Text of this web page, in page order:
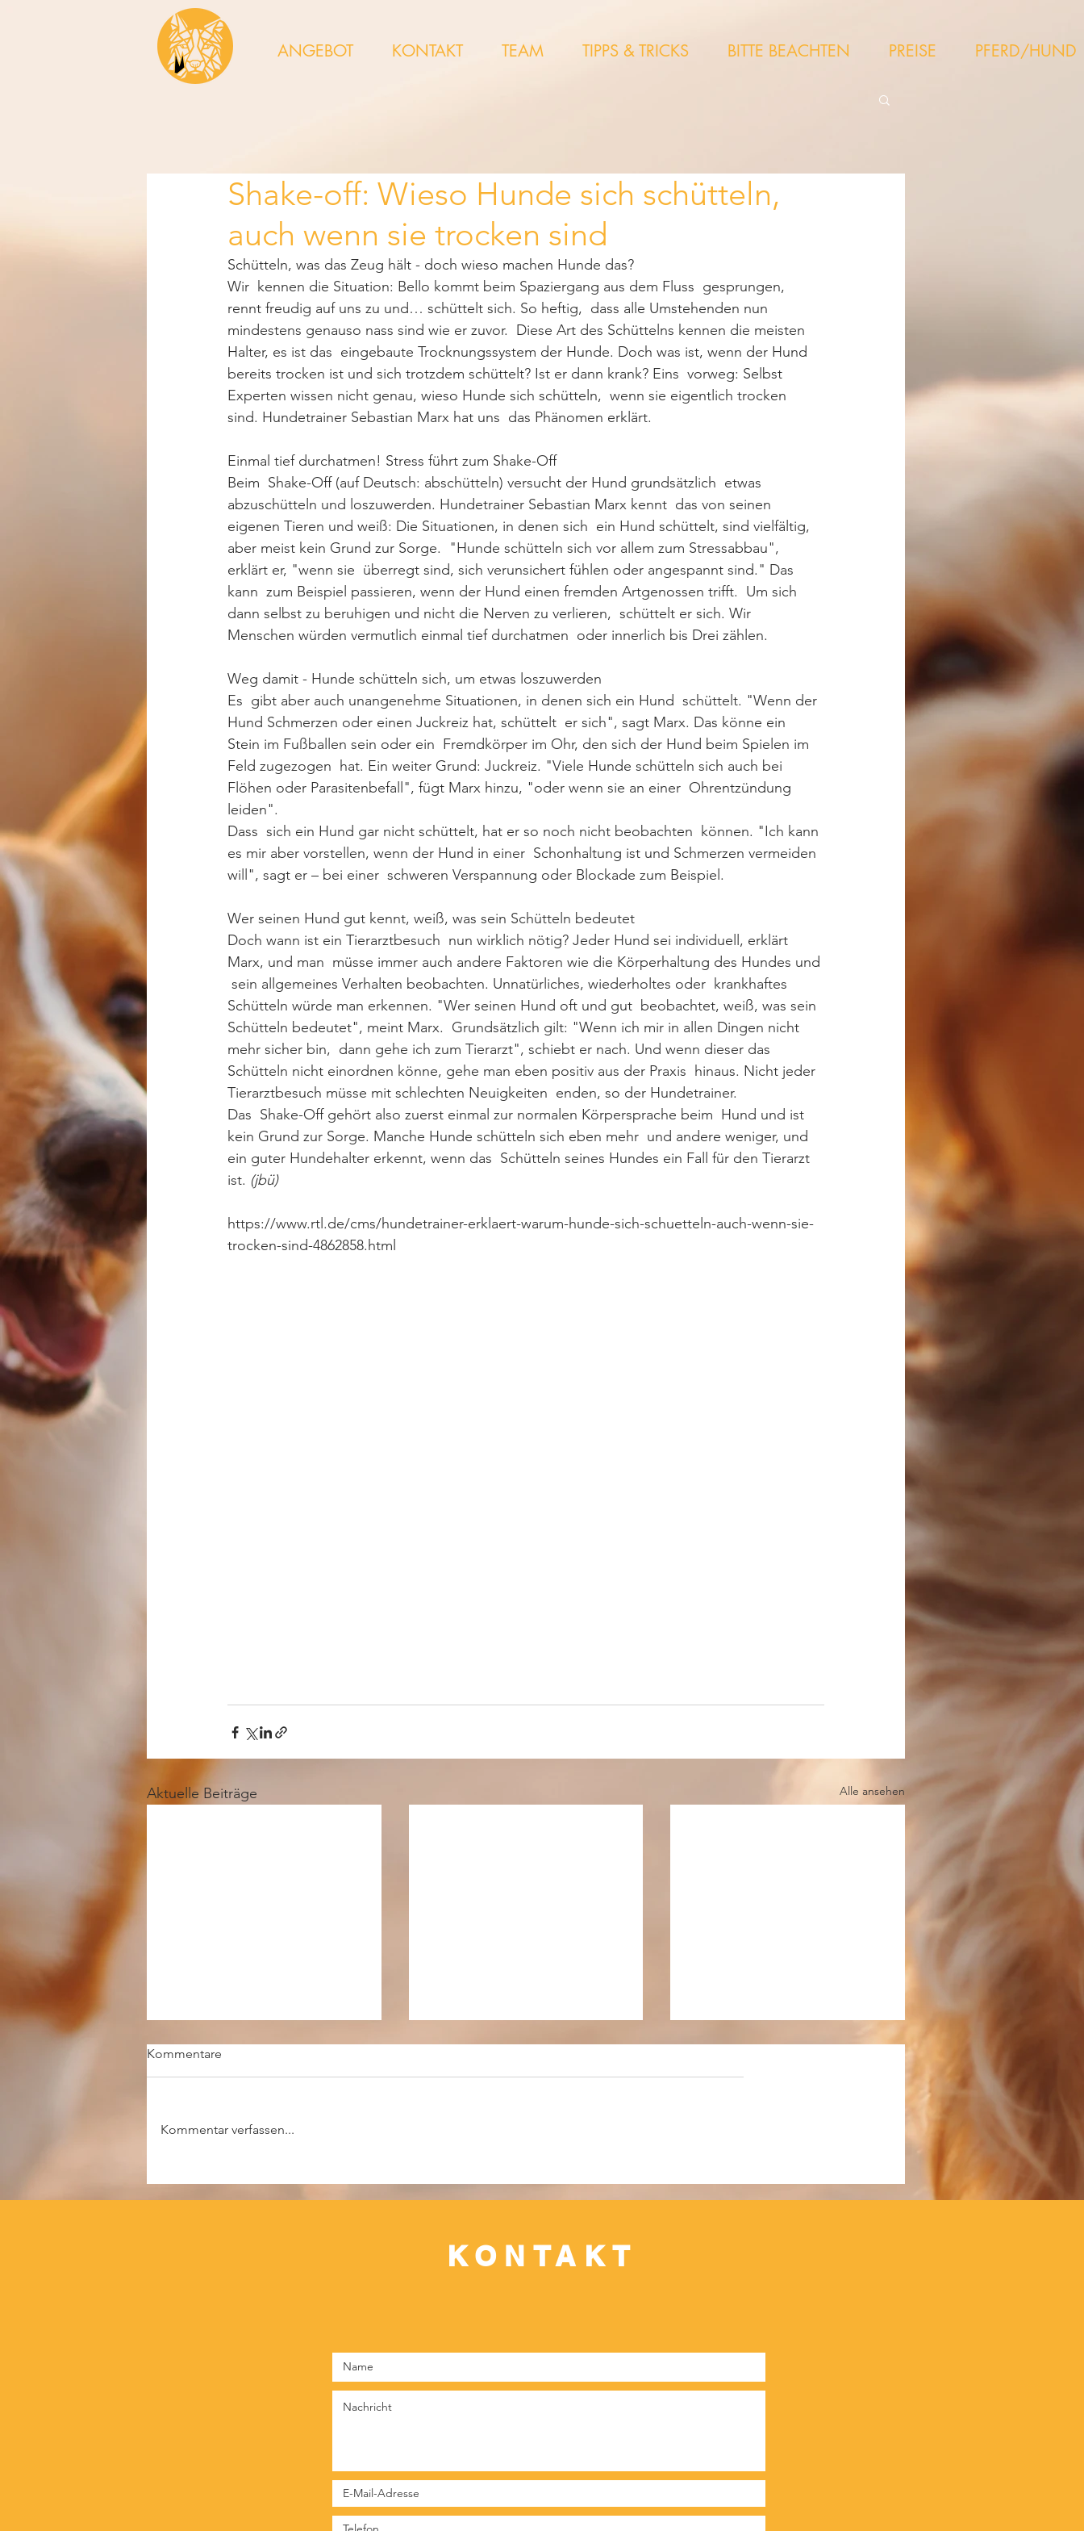
ANGEBOT KONTAKT TEAM TIPPS & TRICKS BITTE BEACHTEN PREISE PFERD/HUND
Shake-off: Wieso Hunde sich schütteln,
auch wenn sie trocken sind
Schütteln, was das Zeug hält - doch wieso machen Hunde das?
Wir  kennen die Situation: Bello kommt beim Spaziergang aus dem Fluss  gesprungen,
rennt freudig auf uns zu und… schüttelt sich. So heftig,  dass alle Umstehenden nun
mindestens genauso nass sind wie er zuvor.  Diese Art des Schüttelns kennen die meisten
Halter, es ist das  eingebaute Trocknungssystem der Hunde. Doch was ist, wenn der Hund
bereits trocken ist und sich trotzdem schüttelt? Ist er dann krank? Eins  vorweg: Selbst
Experten wissen nicht genau, wieso Hunde sich schütteln,  wenn sie eigentlich trocken
sind. Hundetrainer Sebastian Marx hat uns  das Phänomen erklärt.
Einmal tief durchatmen! Stress führt zum Shake-Off
Beim  Shake-Off (auf Deutsch: abschütteln) versucht der Hund grundsätzlich  etwas
abzuschütteln und loszuwerden. Hundetrainer Sebastian Marx kennt  das von seinen
eigenen Tieren und weiß: Die Situationen, in denen sich  ein Hund schüttelt, sind vielfältig,
aber meist kein Grund zur Sorge.  "Hunde schütteln sich vor allem zum Stressabbau",
erklärt er, "wenn sie  überregt sind, sich verunsichert fühlen oder angespannt sind." Das
kann  zum Beispiel passieren, wenn der Hund einen fremden Artgenossen trifft.  Um sich
dann selbst zu beruhigen und nicht die Nerven zu verlieren,  schüttelt er sich. Wir
Menschen würden vermutlich einmal tief durchatmen  oder innerlich bis Drei zählen.
Weg damit - Hunde schütteln sich, um etwas loszuwerden
Es  gibt aber auch unangenehme Situationen, in denen sich ein Hund  schüttelt. "Wenn der
Hund Schmerzen oder einen Juckreiz hat, schüttelt  er sich", sagt Marx. Das könne ein
Stein im Fußballen sein oder ein  Fremdkörper im Ohr, den sich der Hund beim Spielen im
Feld zugezogen  hat. Ein weiter Grund: Juckreiz. "Viele Hunde schütteln sich auch bei
Flöhen oder Parasitenbefall", fügt Marx hinzu, "oder wenn sie an einer  Ohrentzündung
leiden".
Dass  sich ein Hund gar nicht schüttelt, hat er so noch nicht beobachten  können. "Ich kann
es mir aber vorstellen, wenn der Hund in einer  Schonhaltung ist und Schmerzen vermeiden
will", sagt er – bei einer  schweren Verspannung oder Blockade zum Beispiel.
Wer seinen Hund gut kennt, weiß, was sein Schütteln bedeutet
Doch wann ist ein Tierarztbesuch  nun wirklich nötig? Jeder Hund sei individuell, erklärt
Marx, und man  müsse immer auch andere Faktoren wie die Körperhaltung des Hundes und
sein allgemeines Verhalten beobachten. Unnatürliches, wiederholtes oder  krankhaftes
Schütteln würde man erkennen. "Wer seinen Hund oft und gut  beobachtet, weiß, was sein
Schütteln bedeutet", meint Marx.  Grundsätzlich gilt: "Wenn ich mir in allen Dingen nicht
mehr sicher bin,  dann gehe ich zum Tierarzt", schiebt er nach. Und wenn dieser das
Schütteln nicht einordnen könne, gehe man eben positiv aus der Praxis  hinaus. Nicht jeder
Tierarztbesuch müsse mit schlechten Neuigkeiten  enden, so der Hundetrainer.
Das  Shake-Off gehört also zuerst einmal zur normalen Körpersprache beim  Hund und ist
kein Grund zur Sorge. Manche Hunde schütteln sich eben mehr  und andere weniger, und
ein guter Hundehalter erkennt, wenn das  Schütteln seines Hundes ein Fall für den Tierarzt
ist. (jbü)
https://www.rtl.de/cms/hundetrainer-erklaert-warum-hunde-sich-schuetteln-auch-wenn-sie-
trocken-sind-4862858.html
Aktuelle Beiträge Alle ansehen
Liebhaber zahlen bis zu 20.000
Dollar!
Star im Netz – so tickt Steffen
Baumgarts Hund Jory
3 Gründe, warum ein Hund
nach Ihnen schnappt
Kommentare
Kommentar verfassen...
KONTAKT